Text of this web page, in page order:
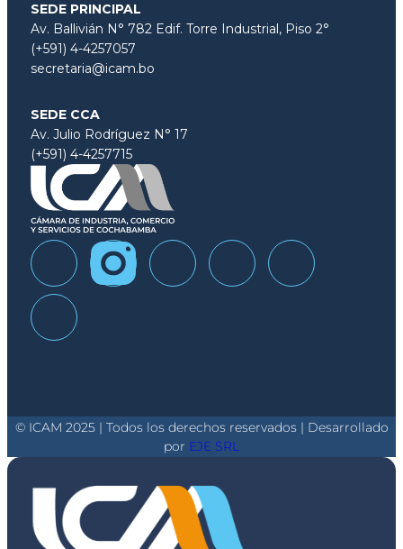
SEDE PRINCIPAL
Av. Ballivián N° 782 Edif. Torre Industrial, Piso 2°
(+591) 4-4257057
secretaria@icam.bo
SEDE CCA
Av. Julio Rodríguez N° 17
(+591) 4-4257715
© ICAM 2025 | Todos los derechos reservados | Desarrollado
por EJE SRL